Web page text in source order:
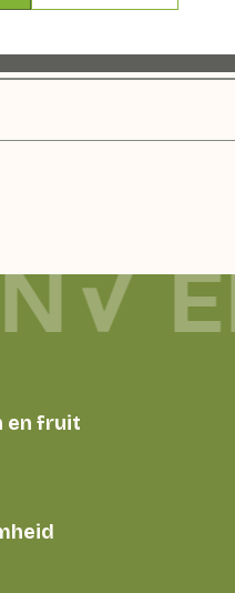
en fruit